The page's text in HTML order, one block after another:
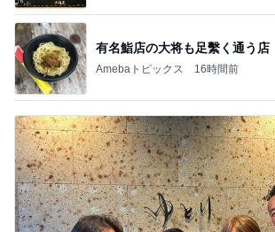
有名鮨店の大将も足繫く通う店
Amebaトピックス 16時間前